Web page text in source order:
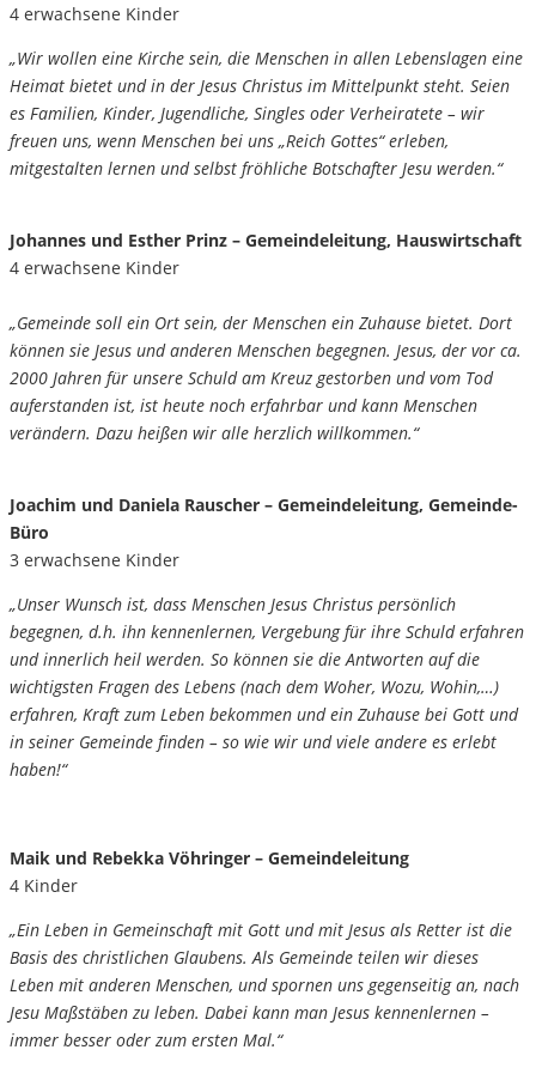
4 erwachsene Kinder
„Wir wollen eine Kirche sein, die Menschen in allen Lebenslagen eine
Heimat bietet und in der Jesus Christus im Mittelpunkt steht. Seien
es Familien, Kinder, Jugendliche, Singles oder Verheiratete – wir
freuen uns, wenn Menschen bei uns „Reich Gottes“ erleben,
mitgestalten lernen und selbst fröhliche Botschafter Jesu werden.“
Johannes und Esther Prinz – Gemeindeleitung, Hauswirtschaft
4 erwachsene Kinder
„Gemeinde soll ein Ort sein, der Menschen ein Zuhause bietet. Dort
können sie Jesus und anderen Menschen begegnen. Jesus, der vor ca.
2000 Jahren für unsere Schuld am Kreuz gestorben und vom Tod
auferstanden ist, ist heute noch erfahrbar und kann Menschen
verändern. Dazu heißen wir alle herzlich willkommen.“
Joachim und Daniela Rauscher – Gemeindeleitung, Gemeinde-
Büro
3 erwachsene Kinder
„Unser Wunsch ist, dass Menschen Jesus Christus persönlich
begegnen, d.h. ihn kennenlernen, Vergebung für ihre Schuld erfahren
und innerlich heil werden. So können sie die Antworten auf die
wichtigsten Fragen des Lebens (nach dem Woher, Wozu, Wohin,…)
erfahren, Kraft zum Leben bekommen und ein Zuhause bei Gott und
in seiner Gemeinde finden – so wie wir und viele andere es erlebt
haben!“
Maik und Rebekka Vöhringer – Gemeindeleitung
4 Kinder
„Ein Leben in Gemeinschaft mit Gott und mit Jesus als Retter ist die
Basis des christlichen Glaubens. Als Gemeinde teilen wir dieses
Leben mit anderen Menschen, und spornen uns gegenseitig an, nach
Jesu Maßstäben zu leben. Dabei kann man Jesus kennenlernen –
immer besser oder zum ersten Mal.“